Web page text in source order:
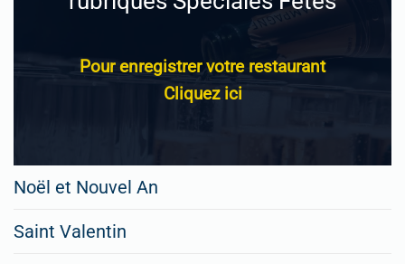
Pour enregistrer votre restaurant
Cliquez ici
Noël et Nouvel An
Saint Valentin